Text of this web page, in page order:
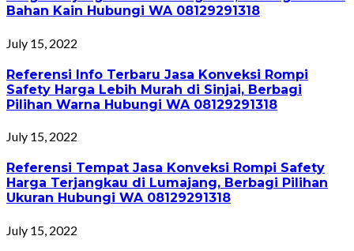
Bahan Kain Hubungi WA 08129291318
July 15, 2022
Referensi Info Terbaru Jasa Konveksi Rompi
Safety Harga Lebih Murah di Sinjai, Berbagi
Pilihan Warna Hubungi WA 08129291318
July 15, 2022
Referensi Tempat Jasa Konveksi Rompi Safety
Harga Terjangkau di Lumajang, Berbagi Pilihan
Ukuran Hubungi WA 08129291318
July 15, 2022